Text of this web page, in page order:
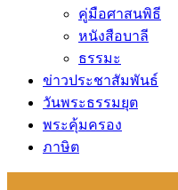
คู่มือศาสนพิธี
หนังสือบาลี
ธรรมะ
ข่าวประชาสัมพันธ์
วันพระธรรมยุต
พระคุ้มครอง
ภาษิต